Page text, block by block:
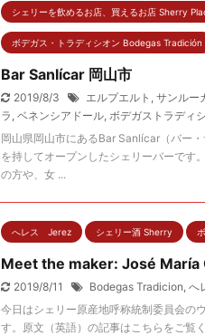
シェリーを飲めるお店、買えるお店 Sherry
ボデガス・トラディシオン Bodegas Tradición
Bar Sanlícar 岡山市
2019/8/3 エルプエルト , サンルー
ラ , ベネンシアドール, ボデガストラディ
岡山県岡山市にあるBar Sanlícar（バー
を持してオープンしたシェリーバーです
の方や、女 ...
へレス Jerez シェリー酒 Sherry
Meet the maker: José María
2019/8/11 Bodegas Tradicion, へ
今日はシェリー原産地呼称統制委員会の
す。原文（英語）の記事はこちらをご覧